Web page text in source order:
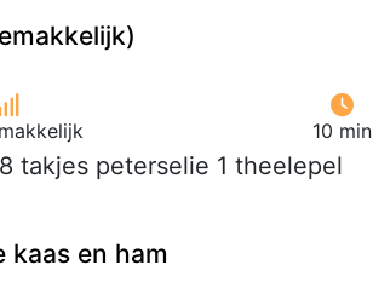
10 min
takjes peterselie 1 theelepel
en ham